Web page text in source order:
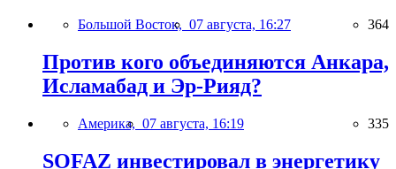
Большой Восток, 07 августа, 16:27 364
Против кого объединяются Анкара,
Исламабад и Эр-Рияд?
Америка, 07 августа, 16:19 335
SOFAZ инвестировал в энергетику